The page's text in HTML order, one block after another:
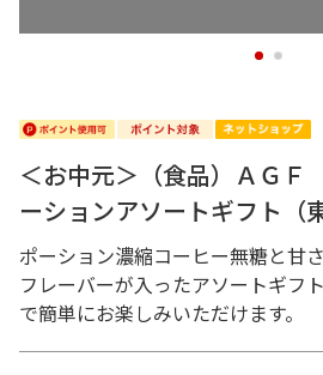
1 2
＜お中元＞（食品）ＡＧ
ーションアソートギフト（
ポーション濃縮コーヒー無糖と甘
フレーバーが入ったアソートギフ
で簡単にお楽しみいただけます。